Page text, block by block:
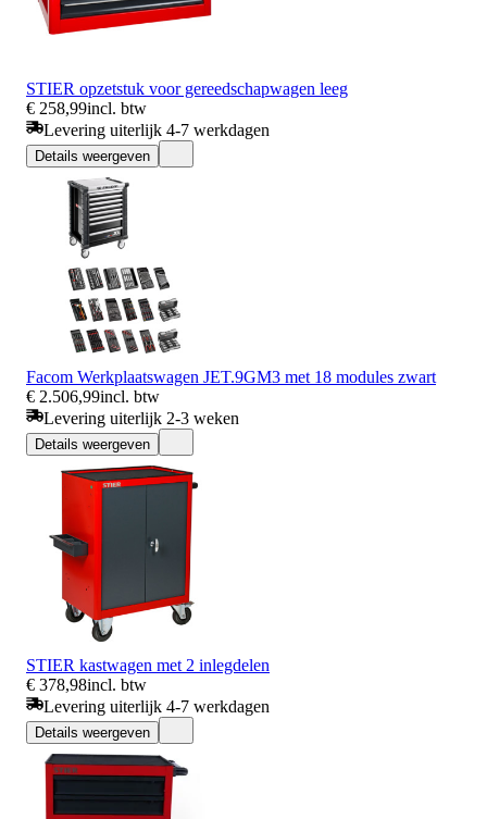
STIER opzetstuk voor gereedschapwagen leeg
€ 258,99incl. btw
Levering uiterlijk 4-7 werkdagen
Details weergeven
Facom Werkplaatswagen JET.9GM3 met 18 modules zwart
€ 2.506,99incl. btw
Levering uiterlijk 2-3 weken
Details weergeven
STIER kastwagen met 2 inlegdelen
€ 378,98incl. btw
Levering uiterlijk 4-7 werkdagen
Details weergeven